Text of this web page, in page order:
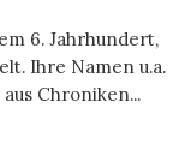
6. Jahrhundert,
Ihre Namen u.a.
Chroniken...